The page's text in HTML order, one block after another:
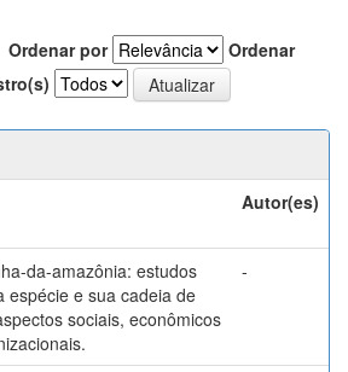
Ordenar por
Ordenar
Autor(es)
da-amazônia: estudos
espécie e sua cadeia de
sociais, econômicos
-